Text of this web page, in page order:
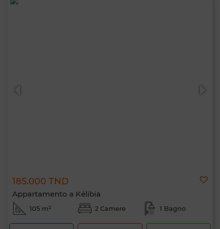
185.000 TND
Appartamento a Kélibia
105 m² 2 Camere 1 Bagno